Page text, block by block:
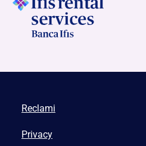
Reclami
Privacy